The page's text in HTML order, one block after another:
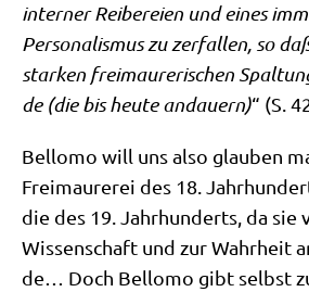
inter­ner Rei­be­rei­en und eines
Per­so­na­lis­mus zu zer­fal­len, so
star­ken frei­mau­re­ri­schen
de (die bis heu­te andau­ern)“ (S.
Bel­lo­mo will uns also glau­ben
Frei­mau­re­rei des 18.
die des 19. Jahr­hun­derts, da sie
Wis­sen­schaft und zur Wahr­heit
de… Doch Bel­lo­mo gibt selbst